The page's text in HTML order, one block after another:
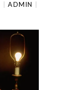
ADMIN